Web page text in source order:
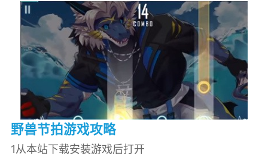
野兽节拍游戏攻略
1从本站下载安装游戏后打开